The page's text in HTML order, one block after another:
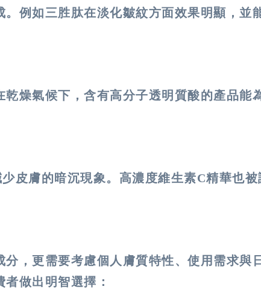
例如三胜肽在淡化皺紋方面效果明顯，並
燥氣候下，含有高分子透明質酸的產品能
皮膚的暗沉現象。高濃度維生素C精華也被
，更需要考慮個人膚質特性、使用需求與日
做出明智選擇：